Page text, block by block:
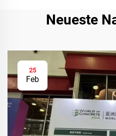
Neueste
25
Feb